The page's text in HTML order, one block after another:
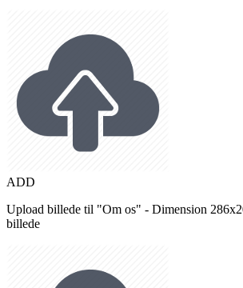
ADD
Upload billede til "Om os" - Dimension
billede